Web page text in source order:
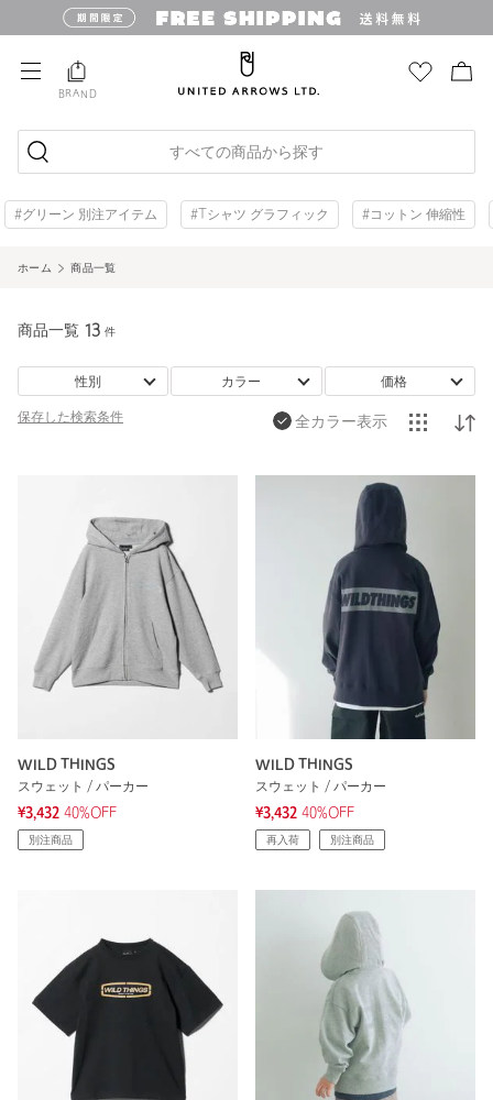
BRAND
すべての商品から探す
#グリーン 別注アイテム #Tシャツ グラフィック #コットン 伸縮性
ホーム 商品一覧
商品一覧 13 件
性別 カラー 価格
保存した検索条件 全カラー表示
WILD THINGS
スウェット / パーカー
¥3,432 40%OFF
別注商品
WILD THINGS
スウェット / パーカー
¥3,432 40%OFF
再入荷 別注商品